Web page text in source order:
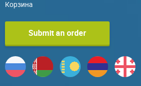
Корзина
Submit an order